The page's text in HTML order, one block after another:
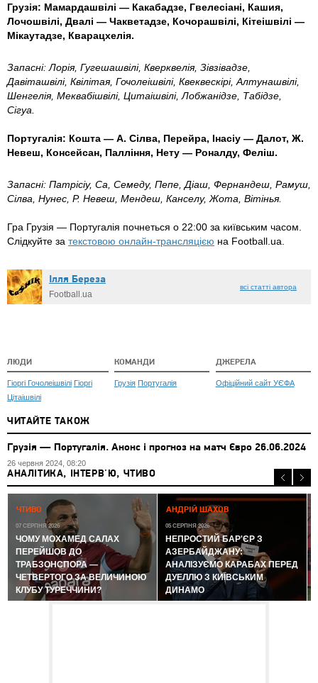
Грузія: Мамардашвілі — Какабадзе, Гвелесіані, Кашия,
Лочошвілі, Двалі — Чакветадзе, Кочорашвілі, Кітеішвілі —
Мікаутадзе, Кварацхелія.
Запасні: Лорія, Гугешашвілі, Кверквелія, Зівзівадзе,
Давіташвілі, Квілітая, Гочолеішвілі, Квеквескірі, Алтунашвілі,
Шенгелія, Меквабішвілі, Цитаішвілі, Лобжанідзе, Табідзе,
Сігуа.
Португалія: Кошта — А. Сілва, Перейра, Інасіу — Далот, Ж.
Невеш, Консейсан, Палління, Нету — Роналду, Феліш.
Запасні: Патрісіу, Са, Семеду, Пепе, Діаш, Фернандеш, Рамуш,
Сілва, Нунес, Р. Невеш, Мендеш, Канселу, Жота, Вітінья.
Гра Грузія — Португалія почнеться о 22:00 за київським часом.
Слідкуйте за текстовою онлайн-трансляцією на Football.ua.
Ілля Береза
Football.ua
всі статті автора
ЛЮДИ
Гіоргі Гочолеішвілі Гіоргі
Цітаішвілі
КОМАНДИ
Грузія Португалія
ДЖЕРЕЛА
Офіційний сайт УЄФА
ЧИТАЙТЕ ТАКОЖ
Грузія — Португалія. Анонс і прогноз на матч Євро 26.06.2024
26 червня 2024, 08:20
АНАЛІТИКА, ІНТЕРВ'Ю, ЧТИВО
ЧТИВО
07 СЕРПНЯ 2026
ЧОМУ МОХАМЕД САЛАХ
ПЕРЕЙШОВ ДО
ТРАБЗОНСПОРА —
ЧЕТВЕРТОГО ЗА ВЕЛИЧИНОЮ
КЛУБУ ТУРЕЧЧИНИ?
АНДРІЙ ШАХОВ
05 СЕРПНЯ 2026
НЕПРОСТИЙ БАР'ЄР З
АЗЕРБАЙДЖАНУ:
АНАЛІЗУЄМО КАРАБАХ ПЕРЕД
ДУЕЛЛЮ З КИЇВСЬКИМ
ДИНАМО